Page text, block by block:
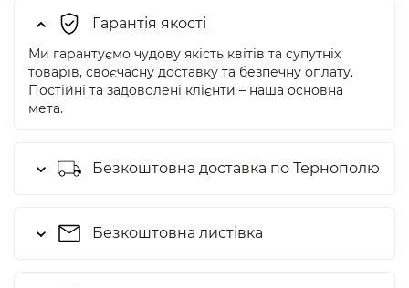
Гарантія якості
Ми гарантуємо чудову якість квітів та супутніх
товарів, своєчасну доставку та безпечну оплату.
Постійні та задоволені клієнти – наша основна
мета.
Безкоштовна доставка по Тернополю
Безкоштовна листівка